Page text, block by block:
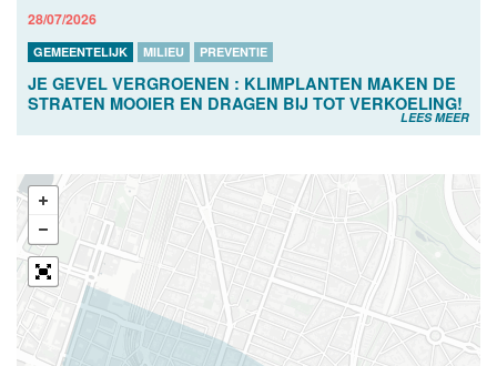
28/07/2026
GEMEENTELIJK MILIEU PREVENTIE
JE GEVEL VERGROENEN : KLIMPLANTEN MAKEN DE
STRATEN MOOIER EN DRAGEN BIJ TOT VERKOELING!
LEES MEER